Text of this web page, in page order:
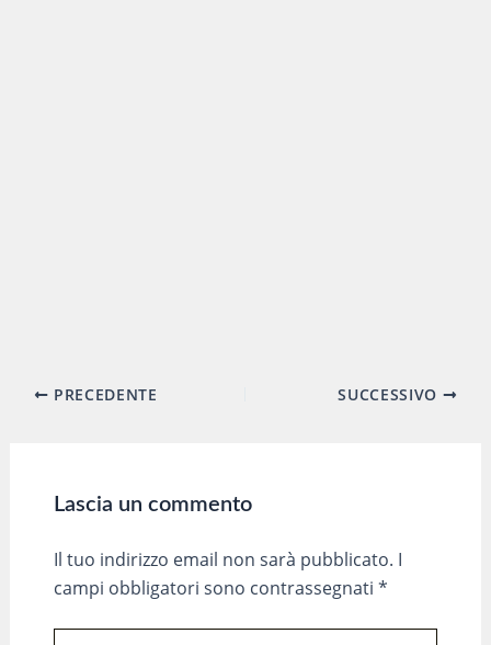
Navigazione
PRECEDENTE SUCCESSIVO
Lascia un commento
Il tuo indirizzo email non sarà pubblicato. I
campi obbligatori sono contrassegnati *